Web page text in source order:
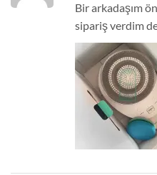
Bir arkadaşım
sipariş verdim